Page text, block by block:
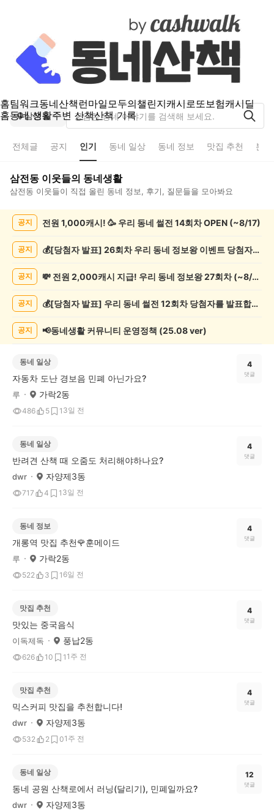
홈팀워크동네산책런마일모두의챌린지캐시로또보험캐시딜
홈동네 생활주변 산책산책 기록
삼전동
전체글 공지 인기 동네 일상 동네 정보 맛집 추천 분
삼전동 이웃들의 동네생활
삼전동 이웃들이 직접 올린 동네 정보, 후기, 질문들을 모아봐요
공지 전원 1,000캐시! 🥳 우리 동네 썰전 14회차 OPEN (~8/17)
공지 💰[당첨자 발표] 26회차 우리 동네 정보왕 이벤트 당첨자를 발표합니다!
공지 💸 전원 2,000캐시 지급! 우리 동네 정보왕 27회차 (~8/10)
공지 💰[당첨자 발표] 우리 동네 썰전 12회차 당첨자를 발표합니다!
공지 📢동네생활 커뮤니티 운영정책 (25.08 ver)
동네 일상
자동차 도난 경보음 민폐 아닌가요?
루 가락2동
486 5 1 3일 전
4
댓글
동네 일상
반려견 산책 때 오줌도 처리해야하나요?
dwr 자양제3동
717 4 1 3일 전
4
댓글
동네 정보
개롱역 맛집 추천🌹훈메이드
루 가락2동
522 3 1 6일 전
4
댓글
맛집 추천
맛있는 중국음식
이독제독 풍납2동
626 10 1 1주 전
4
댓글
맛집 추천
믹스커피 맛집을 추천합니다!
dwr 자양제3동
532 2 01주 전
4
댓글
동네 일상
동네 공원 산책로에서 러닝(달리기), 민폐일까요?
dwr 자양제3동
12
댓글